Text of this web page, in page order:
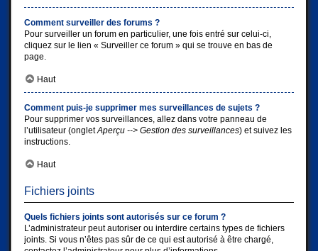
Comment surveiller des forums ?
Pour surveiller un forum en particulier, une fois entré sur celui-ci,
cliquez sur le lien « Surveiller ce forum » qui se trouve en bas de
page.
Haut
Comment puis-je supprimer mes surveillances de sujets ?
Pour supprimer vos surveillances, allez dans votre panneau de
l’utilisateur (ongletAperçu --> Gestion des surveillances) et suivez les
instructions.
Haut
Fichiers joints
Quels fichiers joints sont autorisés sur ce forum ?
L’administrateur peut autoriser ou interdire certains types de fichiers
joints. Si vous n’êtes pas sûr de ce qui est autorisé à être chargé,